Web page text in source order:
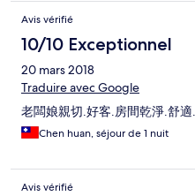
Avis vérifié
10/10 Exceptionnel
20 mars 2018
Traduire avec Google
老闆娘親切.好客.房間乾淨.舒
Chen huan, séjour de 1 nuit
Avis vérifié